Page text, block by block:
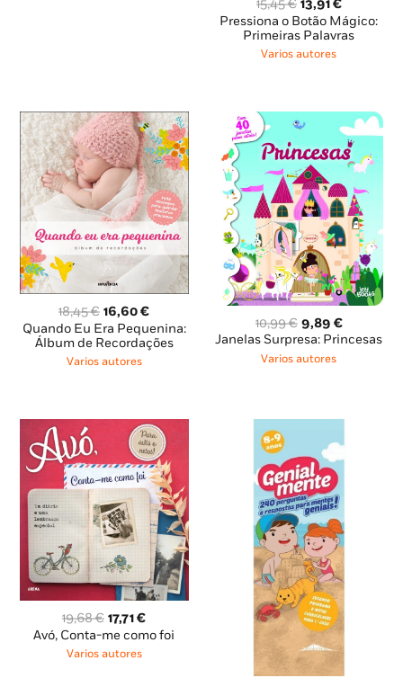
15,45€
preço
original
era:
13,91€
preço
atual
Pressiona o Botão Mágico:
Primeiras Palavras
Varios autores
18,45€ O
preço
original
era:
16,60€O
preço
atual
Quando Eu Era Pequenina:
Álbum de Recordações
Varios autores
10,99€ O
preço
original
9,89 €O
preço
Janelas Surpresa: Princesas
Varios autores
19,68€ O
preço
original
17,71€O
preço
Avó, Conta-me como foi
Varios autores